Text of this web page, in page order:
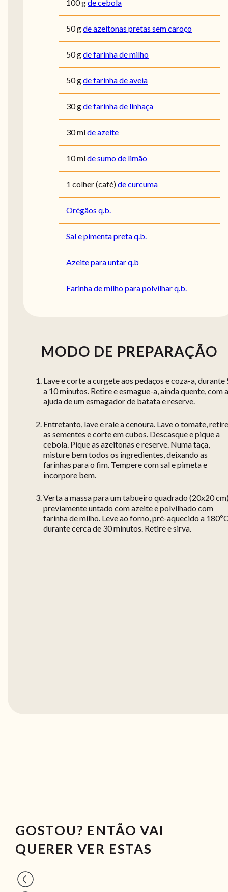
100gde cebola
50gde azeitonas pretas sem caroço
50gde farinha de milho
50gde farinha de aveia
30gde farinha de linhaça
30mlde azeite
10mlde sumo de limão
1 colher (café)de curcuma
Orégãos q.b.
Sal e pimenta preta q.b.
Azeite para untar q.b
Farinha de milho para polvilhar q.b.
MODO DE PREPARAÇÃO
Lave e corte a curgete aos pedaços e coza-a, durante
a 10 minutos. Retire e esmague-a, ainda quente, com a
ajuda de um esmagador de batata e reserve.
Entretanto, lave e rale a cenoura. Lave o tomate, retire
as sementes e corte em cubos. Descasque e pique a
cebola. Pique as azeitonas e reserve. Numa taça,
misture bem todos os ingredientes, deixando as
farinhas para o fim. Tempere com sal e pimeta e
incorpore bem.
Verta a massa para um tabueiro quadrado (20x20
previamente untado com azeite e polvilhado com
farinha de milho. Leve ao forno, pré-aquecido a
durante cerca de 30 minutos. Retire e sirva.
GOSTOU? ENTÃO VAI
QUERER VER ESTAS